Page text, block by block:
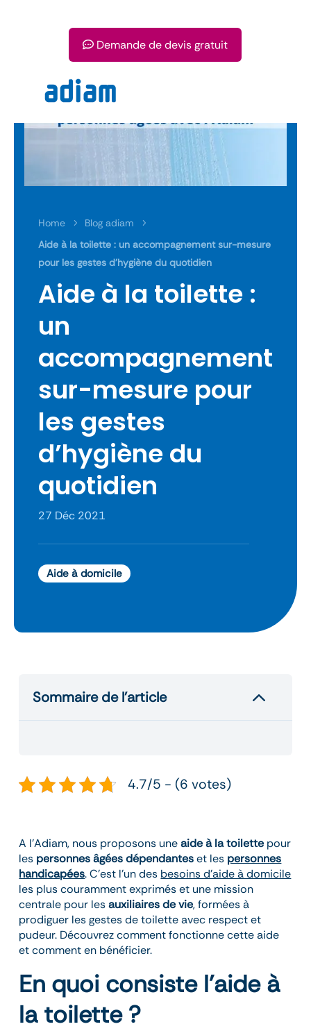
Demande de devis gratuit
Home 5 Blog adiam 5
Aide à la toilette : un accompagnement sur-mesure
pour les gestes d’hygiène du quotidien
Aide à la toilette :
un
accompagnement
sur-mesure pour
les gestes
d’hygiène du
quotidien
27 Déc 2021
Aide à domicile
2
Sommaire de l’article
4.7/5 - (6 votes)
A l’Adiam, nous proposons uneaide à la toilette pour
les personnes âgées dépendanteset les personnes
handicapées. C’est l’un des besoins d’aide à domicile
les plus couramment exprimés et une mission
centrale pour lesauxiliaires de vie, formées à
prodiguer les gestes de toilette avec respect et
pudeur. Découvrez comment fonctionne cette aide
et comment en bénéficier.
En quoi consiste l’aide à
la toilette ?